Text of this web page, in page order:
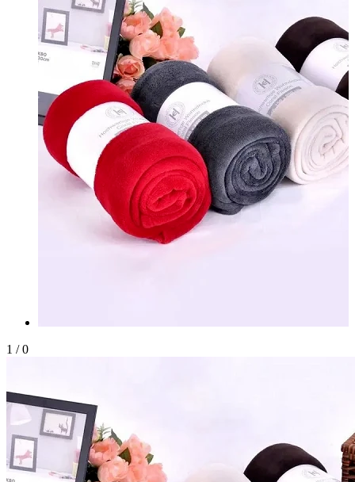
1 / 0